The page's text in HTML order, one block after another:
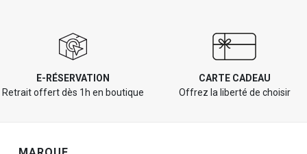
E-RÉSERVATION
Retrait offert dès 1h en boutique
CARTE CADEAU
Offrez la liberté de choisir